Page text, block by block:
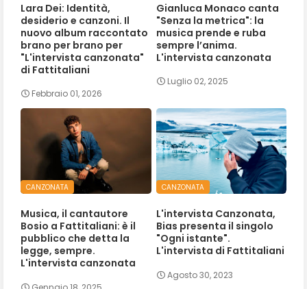
Lara Dei: Identità,
desiderio e canzoni. Il
nuovo album raccontato
brano per brano per
"L'intervista canzonata"
di Fattitaliani
Febbraio 01, 2026
Gianluca Monaco canta
"Senza la metrica": la
musica prende e ruba
sempre l’anima.
L'intervista canzonata
Luglio 02, 2025
CANZONATA
Musica, il cantautore
Bosio a Fattitaliani: è il
pubblico che detta la
legge, sempre.
L'intervista canzonata
CANZONATA
L'intervista Canzonata,
Bias presenta il singolo
"Ogni istante".
L'intervista di Fattitaliani
Agosto 30, 2023